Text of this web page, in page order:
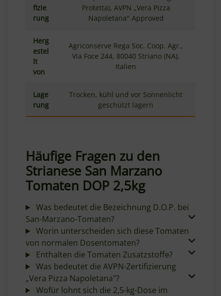
fizie
rung
Protetta), AVPN „Vera Pizza
Napoletana" Approved
Herg
estel
lt
von
Agriconserve Rega Soc. Coop. Agr.,
Via Foce 244, 80040 Striano (NA),
Italien
Lage
rung
Trocken, kühl und vor Sonnenlicht
geschützt lagern
Häufige Fragen zu den
Strianese San Marzano
Tomaten DOP 2,5kg
Was bedeutet die Bezeichnung D.O.P. bei
San-Marzano-Tomaten?
Worin unterscheiden sich diese Tomaten
von normalen Dosentomaten?
Enthalten die Tomaten Zusatzstoffe?
Was bedeutet die AVPN-Zertifizierung
„Vera Pizza Napoletana"?
Wofür lohnt sich die 2,5-kg-Dose im